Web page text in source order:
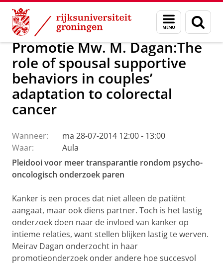
Skip
Content
Skip
Navigation
Menu
en
zoeken
Over ons Actueel Nieuws
Promotie Mw. M. Dagan:The
role of spousal supportive
behaviors in couples’
adaptation to colorectal
cancer
Wanneer:
ma 28-07-2014 12:00 - 13:00
Waar:
Aula
Pleidooi voor meer transparantie rondom psycho-
oncologisch onderzoek paren
Kanker is een proces dat niet alleen de patiënt
aangaat, maar ook diens partner. Toch is het lastig
onderzoek doen naar de invloed van kanker op
intieme relaties, want stellen blijken lastig te werven.
Meirav Dagan onderzocht in haar
promotieonderzoek onder andere hoe succesvol